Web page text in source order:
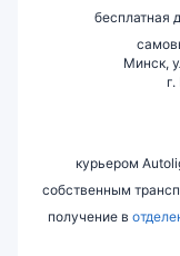
бесплатная
Минск,
курьером
собственным
получение в